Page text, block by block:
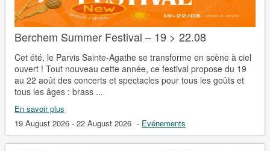
Berchem Summer Festival – 19 > 22.08
Cet été, le Parvis Sainte-Agathe se transforme en scène à ciel
ouvert ! Tout nouveau cette année, ce festival propose du 19
au 22 août des concerts et spectacles pour tous les goûts et
tous les âges : brass ...
En savoir plus
19 August 2026 - 22 August 2026 - Evénements